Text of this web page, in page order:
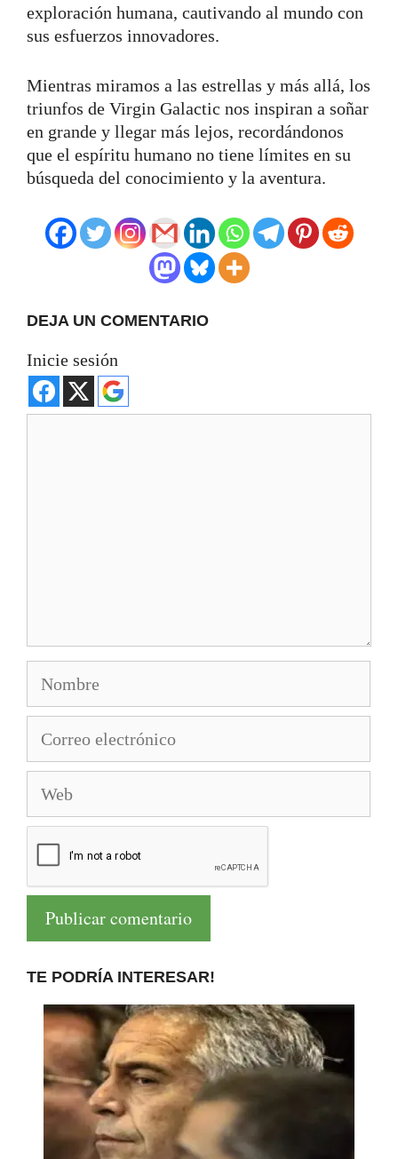
exploración humana, cautivando al mundo con
sus esfuerzos innovadores.
Mientras miramos a las estrellas y más allá, los
triunfos de Virgin Galactic nos inspiran a soñar
en grande y llegar más lejos, recordándonos
que el espíritu humano no tiene límites en su
búsqueda del conocimiento y la aventura.
DEJA UN COMENTARIO
Inicie sesión
electrónico
TE PODRÍA INTERESAR!